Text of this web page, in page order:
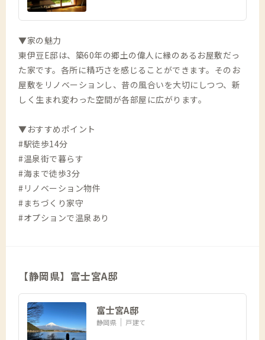
▼家の魅力
東伊豆E邸は、築60年の郷土の偉人に縁のあるお屋敷だっ
た家です。各所に精巧さを感じることができます。そのお
屋敷をリノベーションし、昔の風合いを大切にしつつ、新
しく生まれ変わった空間が各部屋に広がります。
▼おすすめポイント
#駅徒歩14分
#温泉街で暮らす
#海まで徒歩3分
#リノベーション物件
#まちづくり家守
#オプションで温泉あり
【静岡県】富士宮A邸
富士宮A邸
静岡県 戸建て